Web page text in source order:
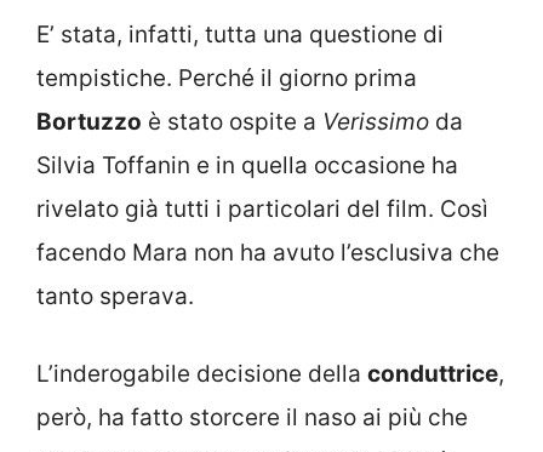
E’ stata, infatti, tutta una questione di
tempistiche. Perché il giorno prima
Bortuzzo è stato ospite a Verissimo da
Silvia Toffanin e in quella occasione ha
rivelato già tutti i particolari del film. Così
facendo Mara non ha avuto l’esclusiva che
tanto sperava.
L’inderogabile decisione della conduttrice,
però, ha fatto storcere il naso ai più che